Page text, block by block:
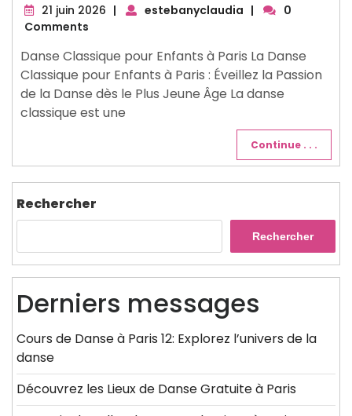
21 juin 2026 21| estebanyclaudia |
0
Comments
Danse Classique pour Enfants à Paris La Danse
Classique pour Enfants à Paris : Éveillez la Passion
de la Danse dès le Plus Jeune Âge La danse
classique est une
Continue . . .
Rechercher
Rechercher
Derniers messages
Cours de Danse à Paris 12: Explorez l’univers de la
danse
Découvrez les Lieux de Danse Gratuite à Paris